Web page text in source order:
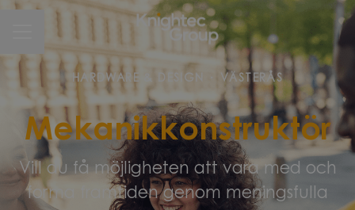
CAREER MENU
HARDWARE & DESIGN VÄSTERÅS
Mekanikkonstruktör
Vill du få möjligheten att vara med och
forma framtiden genom meningsfulla